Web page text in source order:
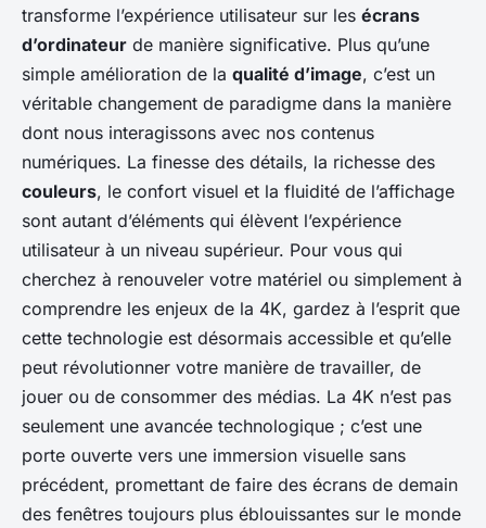
transforme l’expérience utilisateur sur les écrans
d’ordinateur de manière significative. Plus qu’une
simple amélioration de la qualité d’image, c’est un
véritable changement de paradigme dans la manière
dont nous interagissons avec nos contenus
numériques. La finesse des détails, la richesse des
couleurs, le confort visuel et la fluidité de l’affichage
sont autant d’éléments qui élèvent l’expérience
utilisateur à un niveau supérieur. Pour vous qui
cherchez à renouveler votre matériel ou simplement à
comprendre les enjeux de la 4K, gardez à l’esprit que
cette technologie est désormais accessible et qu’elle
peut révolutionner votre manière de travailler, de
jouer ou de consommer des médias. La 4K n’est pas
seulement une avancée technologique ; c’est une
porte ouverte vers une immersion visuelle sans
précédent, promettant de faire des écrans de demain
des fenêtres toujours plus éblouissantes sur le monde